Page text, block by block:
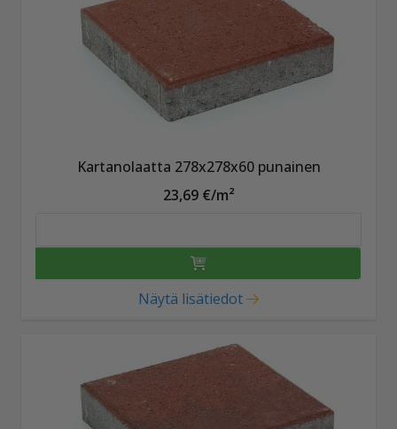
Kartanolaatta 278x278x60 punainen
23,69 €/m²
Näytä lisätiedot